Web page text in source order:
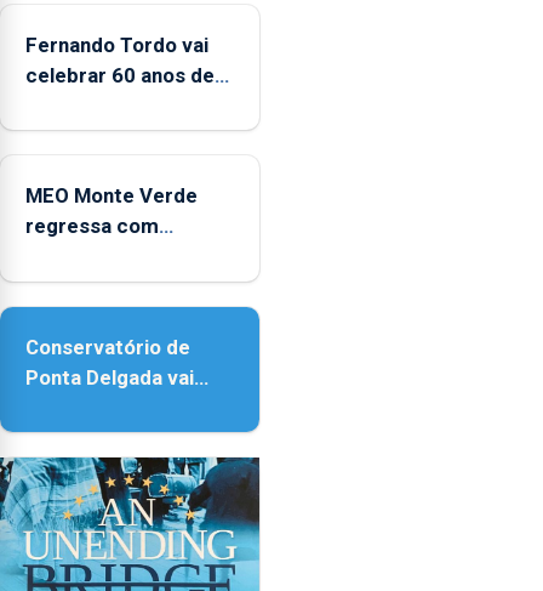
entre
2022
2025
Fernando Tordo vai
celebrar 60 anos de
Micaelense
MEO Monte Verde
regressa com
acessibilidade
Conservatório de
Ponta Delgada vai
instrumentos